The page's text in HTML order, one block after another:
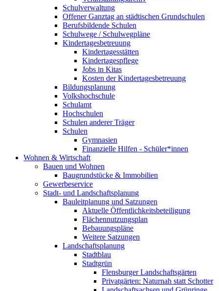
Schulverwaltung
Offener Ganztag an städtischen Grundschulen
Berufsbildende Schulen
Schulwege / Schulwegpläne
Kindertagesbetreuung
Kindertagesstätten
Kindertagespflege
Jobs in Kitas
Kosten der Kindertagesbetreuung
Bildungsplanung
Volkshochschule
Schulamt
Hochschulen
Schulen anderer Träger
Schulen
Gymnasien
Finanzielle Hilfen - Schüler*innen
Wohnen & Wirtschaft
Bauen und Wohnen
Baugrundstücke & Immobilien
Gewerbeservice
Stadt- und Landschaftsplanung
Bauleitplanung und Satzungen
Aktuelle Öffentlichkeitsbeteiligung
Flächennutzungsplan
Bebauungspläne
Weitere Satzungen
Landschaftsplanung
Stadtblau
Stadtgrün
Flensburger Landschaftsgärten
Privatgärten: Naturnah statt Schotter